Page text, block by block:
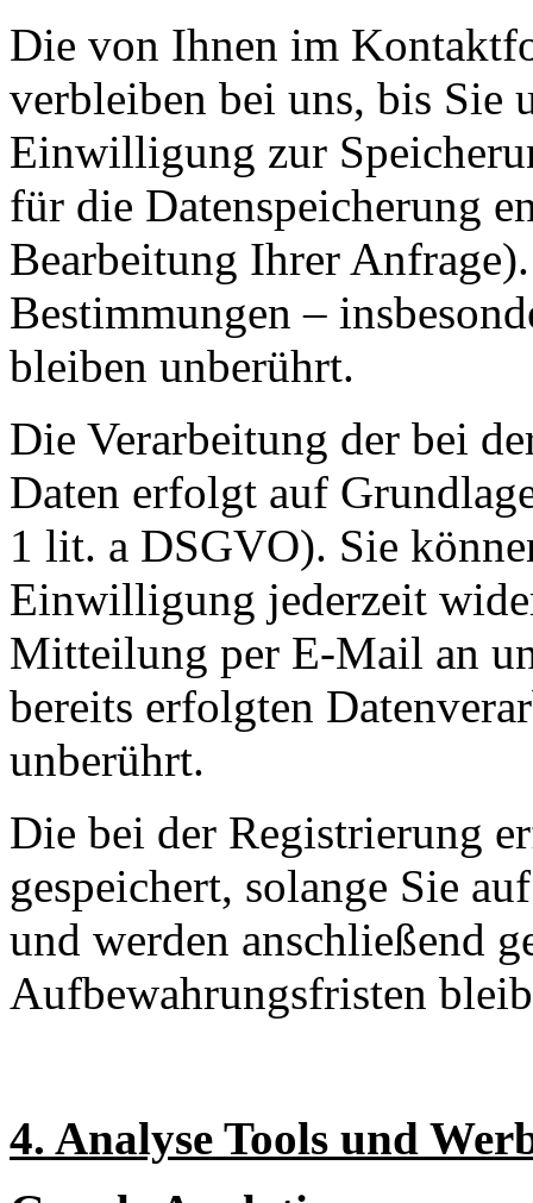
Die von Ihnen im
verbleiben bei uns, bis Sie
Einwilligung zur
für die Datenspeicherung
Bearbeitung Ihrer
Bestimmungen –
bleiben unberührt.
Die Verarbeitung der bei
Daten erfolgt auf
1 lit. a DSGVO). Sie
Einwilligung jederzeit
Mitteilung per E-Mail an
bereits erfolgten
unberührt.
Die bei der Registrierung
gespeichert, solange Sie
und werden anschließend
Aufbewahrungsfristen
4. Analyse Tools und